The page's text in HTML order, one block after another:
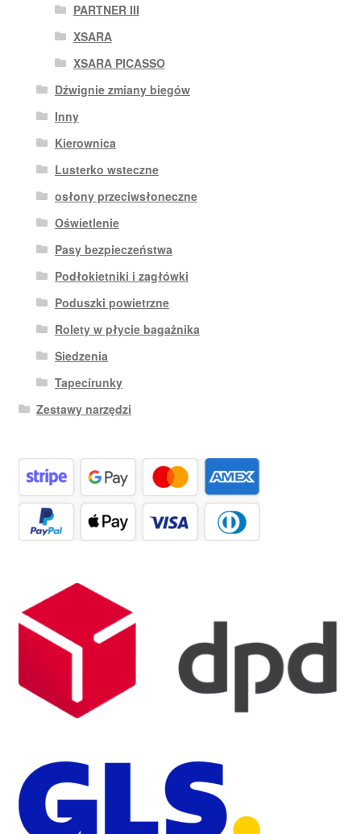
PARTNER III
XSARA
XSARA PICASSO
Dźwignie zmiany biegów
Inny
Kierownica
Lusterko wsteczne
osłony przeciwsłoneczne
Oświetlenie
Pasy bezpieczeństwa
Podłokietniki i zagłówki
Poduszki powietrzne
Rolety w płycie bagażnika
Siedzenia
Tapecírunky
Zestawy narzędzi